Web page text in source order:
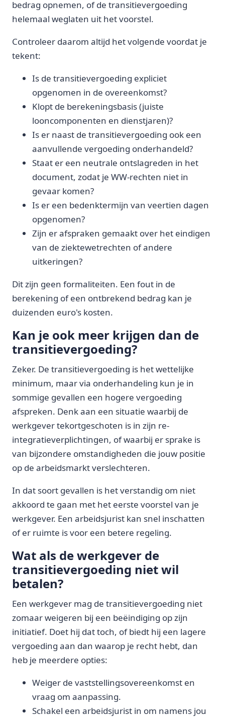
bedrag opnemen, of de transitievergoeding
helemaal weglaten uit het voorstel.
Controleer daarom altijd het volgende voordat je
tekent:
Is de transitievergoeding expliciet
opgenomen in de overeenkomst?
Klopt de berekeningsbasis (juiste
looncomponenten en dienstjaren)?
Is er naast de transitievergoeding ook een
aanvullende vergoeding onderhandeld?
Staat er een neutrale ontslagreden in het
document, zodat je WW-rechten niet in
gevaar komen?
Is er een bedenktermijn van veertien dagen
opgenomen?
Zijn er afspraken gemaakt over het eindigen
van de ziektewetrechten of andere
uitkeringen?
Dit zijn geen formaliteiten. Een fout in de
berekening of een ontbrekend bedrag kan je
duizenden euro's kosten.
Kan je ook meer krijgen dan de
transitievergoeding?
Zeker. De transitievergoeding is het wettelijke
minimum, maar via onderhandeling kun je in
sommige gevallen een hogere vergoeding
afspreken. Denk aan een situatie waarbij de
werkgever tekortgeschoten is in zijn re-
integratieverplichtingen, of waarbij er sprake is
van bijzondere omstandigheden die jouw positie
op de arbeidsmarkt verslechteren.
In dat soort gevallen is het verstandig om niet
akkoord te gaan met het eerste voorstel van je
werkgever. Een arbeidsjurist kan snel inschatten
of er ruimte is voor een betere regeling.
Wat als de werkgever de
transitievergoeding niet wil
betalen?
Een werkgever mag de transitievergoeding niet
zomaar weigeren bij een beëindiging op zijn
initiatief. Doet hij dat toch, of biedt hij een lagere
vergoeding aan dan waarop je recht hebt, dan
heb je meerdere opties:
Weiger de vaststellingsovereenkomst en
vraag om aanpassing.
Schakel een arbeidsjurist in om namens jou